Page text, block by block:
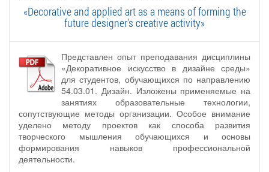
«Decorative and applied art as a means of forming the
future designer's creative activity»
Представлен опыт преподавания дисциплины
«Декоративное искусство в дизайне среды»
для студентов, обучающихся по направлению
54.03.01. Дизайн. Изложены применяемые на
занятиях образовательные технологии,
сопутствующие методы организации. Особое внимание
уделено методу проектов как способа развития
творческого мышления обучающихся и основы
формирования навыков профессиональной
деятельности.